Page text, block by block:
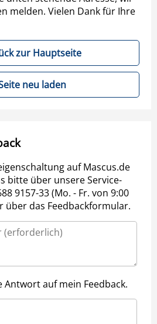
melden. Vielen Dank für Ihre
zur Hauptseite
neu laden
auf Mascus.de
bitte über unsere Service-
9157-33 (Mo. - Fr. von 9:00
über das Feedbackformular.
Antwort auf mein Feedback.